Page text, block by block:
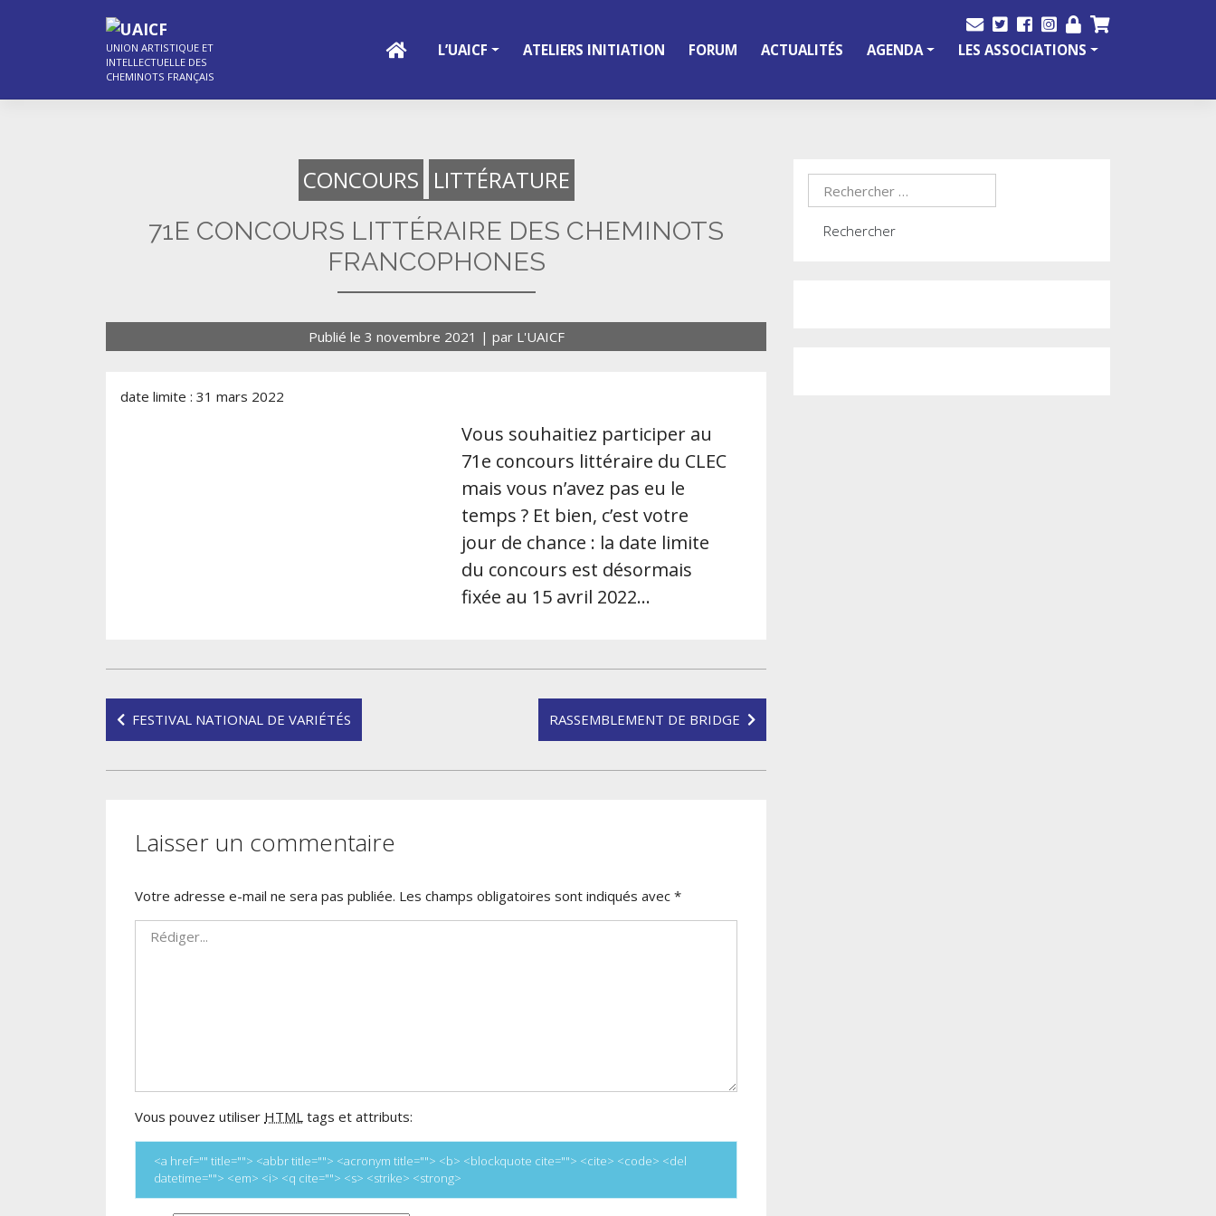
UNION ARTISTIQUE ET
INTELLECTUELLE DES
CHEMINOTS FRANÇAIS
L’UAICF ATELIERS INITIATION FORUM ACTUALITÉS AGENDA LES ASSOCIATIONS
CONCOURS LITTÉRATURE
71E CONCOURS LITTÉRAIRE DES CHEMINOTS
FRANCOPHONES
Publié le 3 novembre 2021 | par L'UAICF
date limite : 31 mars 2022
Vous souhaitiez participer au
71e concours littéraire du CLEC
mais vous n’avez pas eu le
temps ? Et bien, c’est votre
jour de chance : la date limite
du concours est désormais
fixée au 15 avril 2022…
Navigation
de
l’article
FESTIVAL NATIONAL DE VARIÉTÉS RASSEMBLEMENT DE BRIDGE
Laisser un commentaire
Votre adresse e-mail ne sera pas publiée. Les champs obligatoires sont indiqués avec *
Vous pouvez utiliser HTML tags et attributs:
<a href="" title=""> <abbr title=""> <acronym title=""> <b> <blockquote cite=""> <cite> <code> <del
datetime=""> <em> <i> <q cite=""> <s> <strike> <strong>